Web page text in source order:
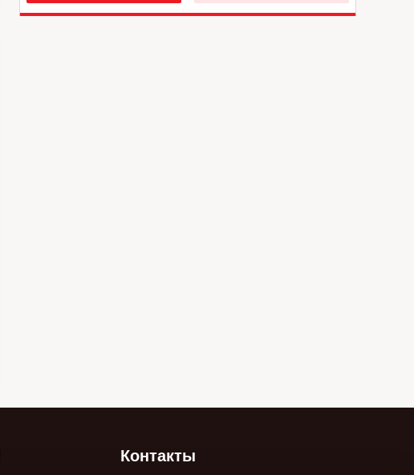
Контакты